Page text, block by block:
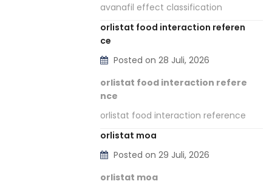
avanafil effect classification
orlistat food interaction referen
ce
Posted on 28 Juli, 2026
orlistat food interaction refere
nce
orlistat food interaction reference
orlistat moa
Posted on 29 Juli, 2026
orlistat moa